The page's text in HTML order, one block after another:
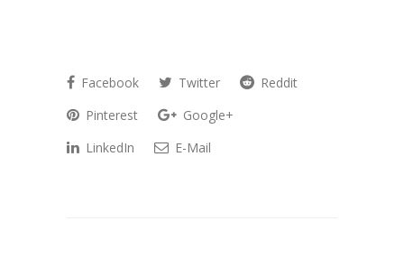
Facebook Twitter
Reddit
Pinterest
Google+
LinkedIn
E-Mail